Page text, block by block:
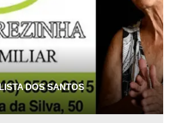
DOS SANTOS